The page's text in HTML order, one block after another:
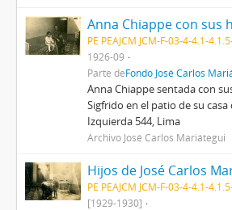
PE PEAJCM JCM-F-03-4-4.1-
1926-09
Parte deFondo José Carlos
Anna Chiappe sentada con
Sigfrido en el patio de su
Izquierda 544, Lima
Archivo José Carlos Mariátegui
PE PEAJCM JCM-F-03-4-4.1-
[1929-1930]